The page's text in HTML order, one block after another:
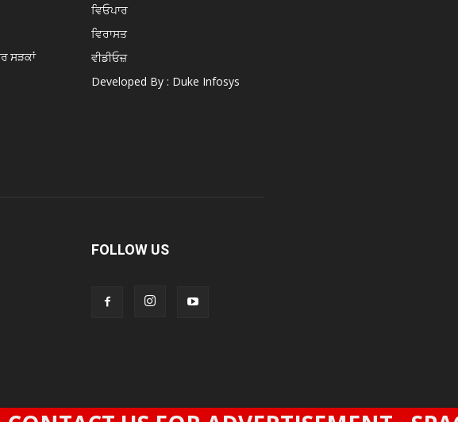
ਸੜਕਾਂ
ਵਿਓਪਾਰ
ਵਿਰਾਸਤ
ਵੀਡੀਓਜ਼
Developed By : Duke Infosys
FOLLOW US